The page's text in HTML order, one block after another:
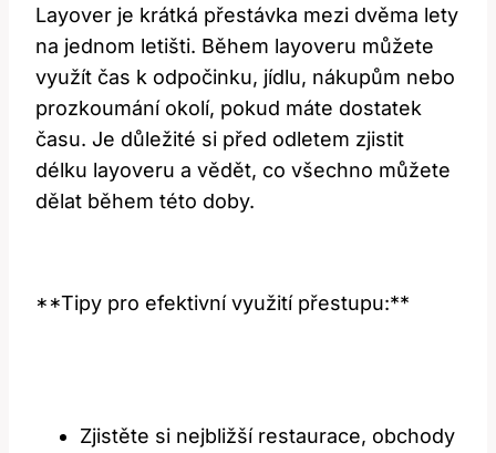
Layover je krátká přestávka mezi dvěma lety
na jednom letišti. Během layoveru můžete
využít čas k odpočinku, jídlu, nákupům nebo
prozkoumání okolí, pokud máte dostatek
času. Je důležité si před odletem zjistit
délku layoveru a vědět, co všechno můžete
dělat během této doby.
**Tipy pro efektivní využití přestupu:**
Zjistěte si nejbližší restaurace, obchody